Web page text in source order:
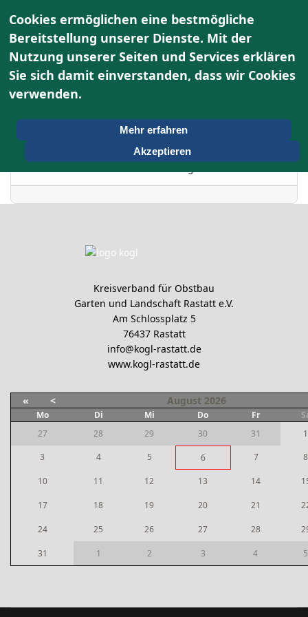
Terminkalender
Montag, 18. August
Kreisverband für Obstbau
Garten und Landschaft Rastatt e.V.
Am Schlossplatz 5
76437 Rastatt
info@kogl-rastatt.de
www.kogl-rastatt.de
« < August 2026
Mo Di Mi Do Fr
27
28 29 30 31
1
3
4 5 6 7 8
10 11 12 13 14
17 18 19 20 21
24 25 26 27 28
31 1 2 3 4 5
Cookies ermöglichen eine bestmögliche
Bereitstellung unserer Dienste. Mit der
Nutzung unserer Seiten und Services erklären
Sie sich damit einverstanden, dass wir Cookies
verwenden.
Mehr erfahren
Akzeptieren